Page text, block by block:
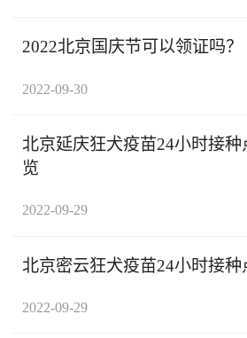
2022北京国庆节可以领证吗？
2022-09-30
北京延庆狂犬疫苗24小时接
览
2022-09-29
北京密云狂犬疫苗24小时接种
2022-09-29